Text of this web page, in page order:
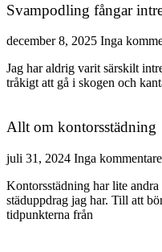
Svampodling fångar
december 8, 2025 Inga
Jag har aldrig varit särskilt
tråkigt att gå i skogen och
Allt om kontorsstädning
juli 31, 2024 Inga
Kontorsstädning har lite
städuppdrag jag har. Till att
tidpunkterna från